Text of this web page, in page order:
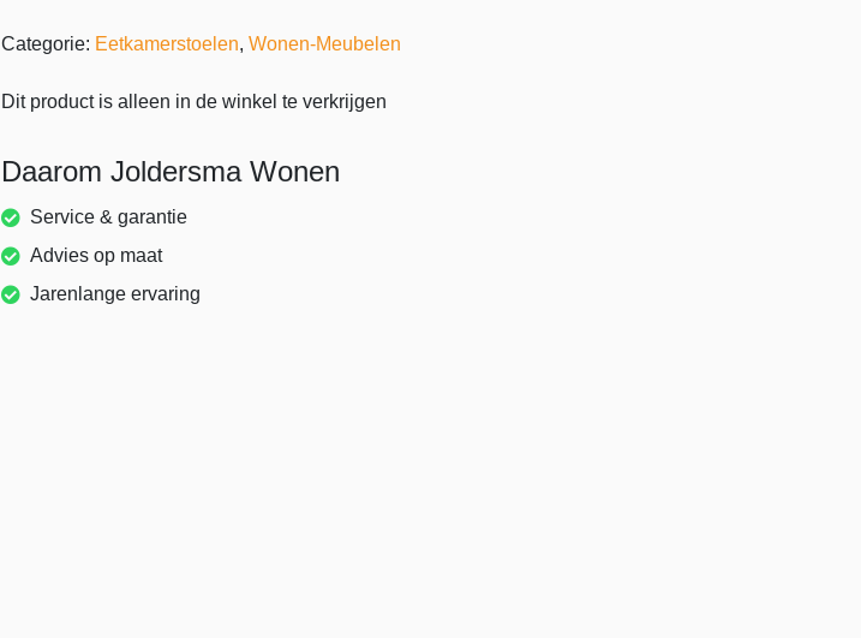
Categorie: Eetkamerstoelen, Wonen-Meubelen
Dit product is alleen in de winkel te verkrijgen
Daarom Joldersma Wonen
Service & garantie
Advies op maat
Jarenlange ervaring